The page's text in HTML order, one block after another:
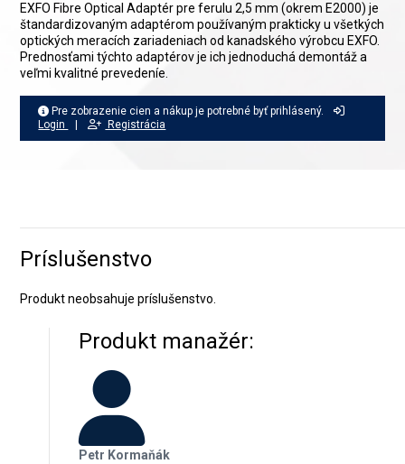
EXFO Fibre Optical Adaptér pre ferulu 2,5 mm (okrem E2000) je
štandardizovaným adaptérom používaným prakticky u všetkých
optických meracích zariadeniach od kanadského výrobcu EXFO.
Prednosťami týchto adaptérov je ich jednoduchá demontáž a
veľmi kvalitné prevedeníe.
Pre zobrazenie cien a nákup je potrebné byť prihlásený.
Login
Registrácia
Príslušenstvo
Produkt neobsahuje príslušenstvo.
Produkt manažér:
Petr Kormaňák